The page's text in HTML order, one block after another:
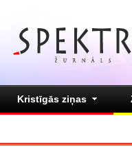
Kristīgās ziņas